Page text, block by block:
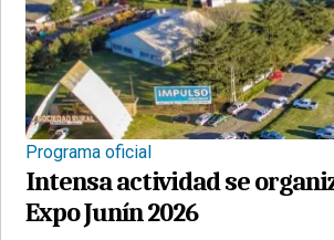
Programa oficial
Intensa actividad se
Expo Junín 2026